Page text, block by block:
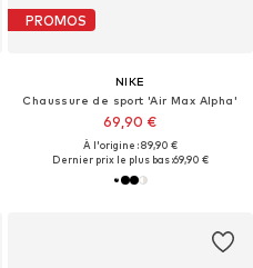
PROMOS
NIKE
Chaussure de sport 'Air Max Alpha'
69,90 €
À l'origine : 89,90 €
Dernier prix le plus bas :69,90 €